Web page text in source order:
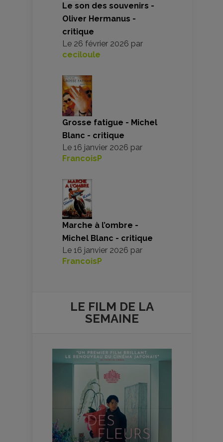
Le son des souvenirs -
Oliver Hermanus -
critique
Le 26 février 2026 par
ceciloule
Grosse fatigue - Michel
Blanc - critique
Le 16 janvier 2026 par
FrancoisP
Marche à l’ombre -
Michel Blanc - critique
Le 16 janvier 2026 par
FrancoisP
LE FILM DE LA
SEMAINE